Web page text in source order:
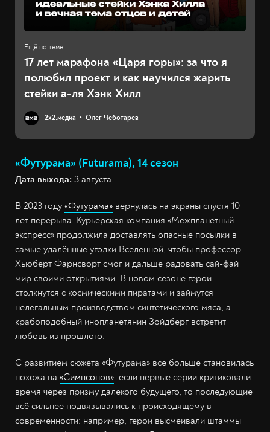
17 лет марафона «Царя горы»: за что я
полюбил проект и как научился жарить
стейки а-ля Хэнк Хилл
2х2.медиа Олег Чеботарев
«Футурама» (Futurama), 14 сезон
Дата выхода: 3 августа
В 2023 году «Футурама» вернулась на экраны спустя 10
лет перерыва. Курьерская компания «Межпланетный
экспресс» продолжила доставлять опасные посылки в
самые удалённые уголки Вселенной, чтобы профессор
Хьюберт Фарнсворт смог и дальше радовать сай-фай
мир своими открытиями. В новом сезоне герои
столкнутся с космическими пиратами и займутся
нелегальным производством синтетического мяса, а
крабоподобный инопланетянин Зойдберг встретит
любовь из прошлого.
С развитием сюжета «Футурама» всё больше становилась
похожа на «Симпсонов»: если первые серии критиковали
время через призму далёкого будущего, то последующие
всё сильнее подвязывались к происходящему в
современности: например, герои высмеивали штаммы